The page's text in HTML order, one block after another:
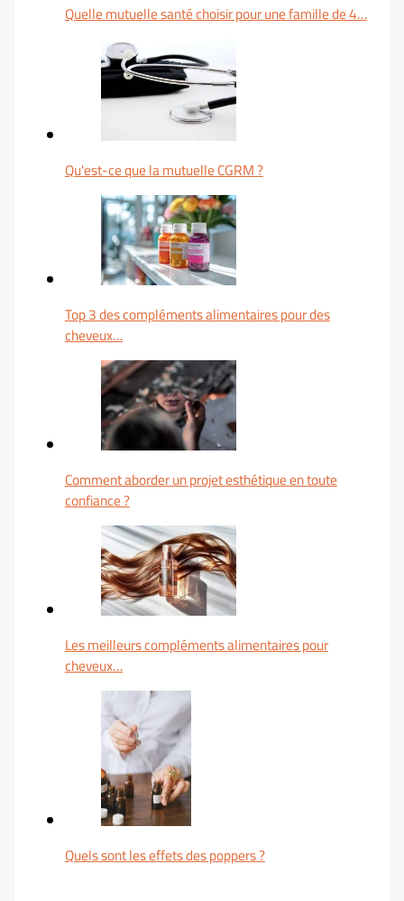
Quelle mutuelle santé choisir pour une famille de 4…
Qu'est-ce que la mutuelle CGRM ?
Top 3 des compléments alimentaires pour des
cheveux…
Comment aborder un projet esthétique en toute
confiance ?
Les meilleurs compléments alimentaires pour
cheveux…
Quels sont les effets des poppers ?